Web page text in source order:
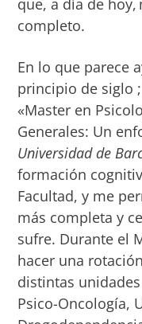
que, a día de
completo.
En lo que parece
principio de siglo ;
«Master en
Generales: Un
Universidad de
formación
Facultad, y me
más completa y
sufre. Durante el
hacer una
distintas
Psico-Oncología,